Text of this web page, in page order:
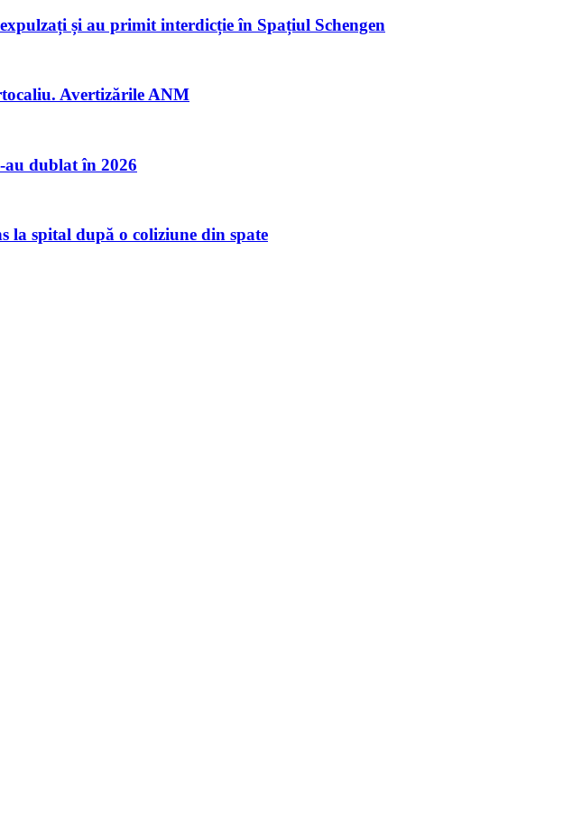
și au primit interdicție în Spațiul Schengen
Avertizările ANM
au dublat în 2026
la spital după o coliziune din spate